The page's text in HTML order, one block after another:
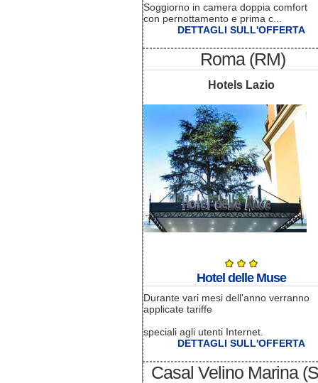
Soggiorno in camera doppia comfort
con pernottamento e prima c...
DETTAGLI SULL'OFFERTA
Roma (RM)
Hotels Lazio
Hotel delle Muse
Durante vari mesi dell'anno verranno
applicate tariffe
speciali agli utenti Internet.
DETTAGLI SULL'OFFERTA
Casal Velino Marina